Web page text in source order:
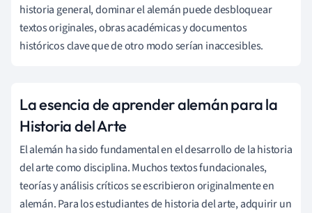
historia general, dominar el alemán puede desbloquear
textos originales, obras académicas y documentos
históricos clave que de otro modo serían inaccesibles.
La esencia de aprender alemán para la
Historia del Arte
El alemán ha sido fundamental en el desarrollo de la historia
del arte como disciplina. Muchos textos fundacionales,
teorías y análisis críticos se escribieron originalmente en
alemán. Para los estudiantes de historia del arte, adquirir un